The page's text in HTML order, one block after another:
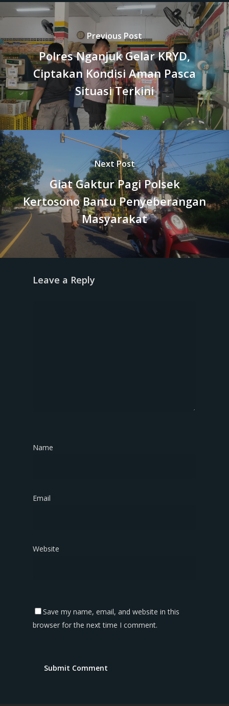
Previous Post
Polres Nganjuk Gelar KRYD,
Ciptakan Kondisi Aman Pasca
Situasi Terkini
Next Post
Giat Gaktur Pagi Polsek
Kertosono Bantu Penyeberangan
Masyarakat
Leave a Reply
Name
Email
Website
Save my name, email, and website in this
browser for the next time I comment.